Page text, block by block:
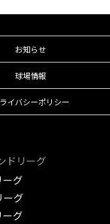
お知らせ
球場情報
イバシーポリシー
ドリーグ
ーグ
ーグ
ーグ